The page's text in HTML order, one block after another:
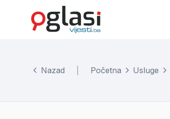
Nazad Početna Usluge